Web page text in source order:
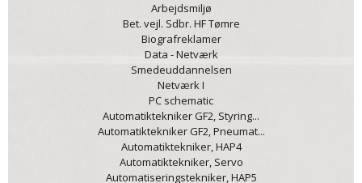
Arbejdsmiljø
Bet. vejl. Sdbr. HF Tømre
Biografreklamer
Data - Netværk
Smedeuddannelsen
Netværk I
PC schematic
Automatiktekniker GF2, Styring...
Automatiktekniker GF2, Pneumat...
Automatiktekniker, HAP4
Automatiktekniker, Servo
Automatiseringstekniker, HAP5